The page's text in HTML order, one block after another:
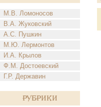
М.В. Ломоносов
В.А. Жуковский
А.С. Пушкин
М.Ю. Лермонтов
И.А. Крылов
Ф.М. Достоевский
Г.Р. Державин
Рубрики